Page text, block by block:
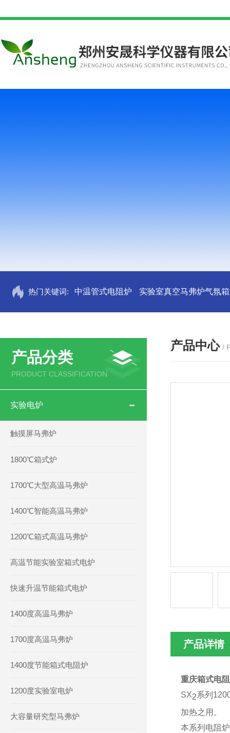
热门关键词: 中温管式电阻炉 实验室真空马弗炉气氛
产品分类
PRODUCT CLASSIFICATION
实验电炉
触摸屏马弗炉
1800℃箱式炉
1700℃大型高温马弗炉
1400℃智能高温马弗炉
1200℃箱式高温马弗炉
高温节能实验室箱式电炉
快速升温节能箱式电炉
1400度高温马弗炉
1700度高温马弗炉
1400度节能箱式电阻炉
1200度实验室电炉
大容量研究型马弗炉
产品中心 /
产品详情
重庆箱式电
SX2系列
加热之用。
本系列电阻